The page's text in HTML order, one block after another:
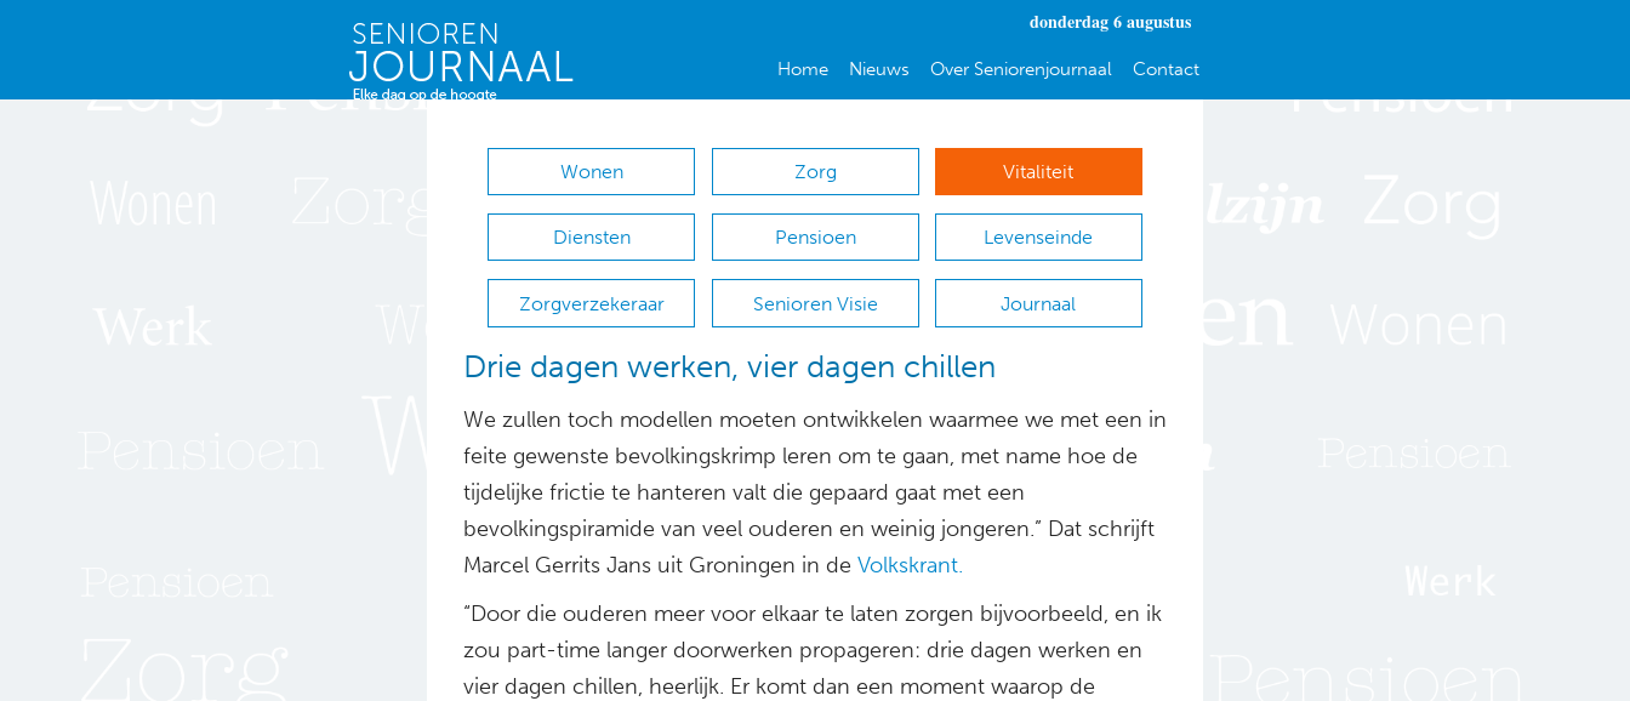
donderdag 6 augustus
Home Nieuws Over Seniorenjournaal Contact
Wonen Zorg Vitaliteit
Diensten Pensioen Levenseinde
Zorgverzekeraar Senioren Visie Journaal
Drie dagen werken, vier dagen chillen
We zullen toch modellen moeten ontwikkelen waarmee we met een in
feite gewenste bevolkingskrimp leren om te gaan, met name hoe de
tijdelijke frictie te hanteren valt die gepaard gaat met een
bevolkingspiramide van veel ouderen en weinig jongeren.” Dat schrijft
Marcel Gerrits Jans uit Groningen in de Volkskrant.
“Door die ouderen meer voor elkaar te laten zorgen bijvoorbeeld, en ik
zou part-time langer doorwerken propageren: drie dagen werken en
vier dagen chillen, heerlijk. Er komt dan een moment waarop de